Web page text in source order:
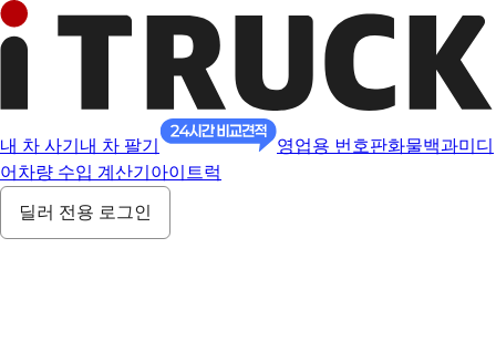
내 차 사기 내 차 팔기 영업용 번호판화물백과미디
어 차량 수입 계산기 아이트럭
딜러 전용 로그인